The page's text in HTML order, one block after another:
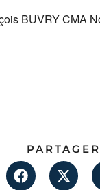
BUVRY CMA
PARTAGER